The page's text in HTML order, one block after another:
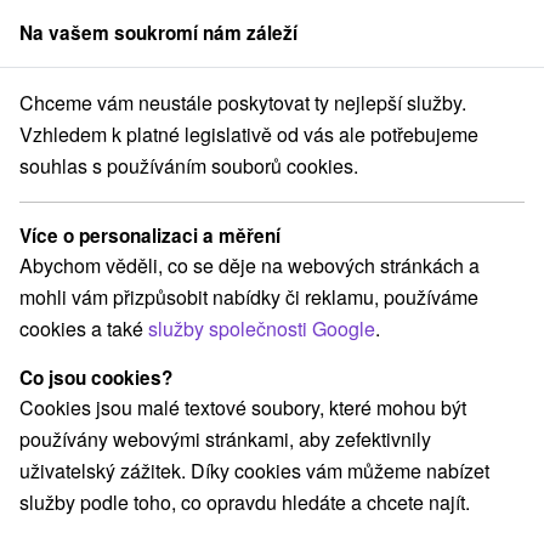
člen skupinySorger
Adrenalinové atrakcie Východné Slovensko Prešovský kraj
Adrenalinové atrakcie Prešovský
kraj
Kategorie
Všechny kategorie
Sakrálne miesta(4)
Vyhliadkové veže a chodníky
Hrady, zámky, zrúcaniny(11)
Vyhliadkové lety a plavby(2) Šport (7)
Jazda na koni(3) Skanzeny(8) Divadlá(1)
Horské chaty (13) Kaštiele(3)
Na vašem soukromí nám záleží
Chceme vám neustále poskytovat ty nejlepší služby.
Vzhledem k platné legislativě od vás ale potřebujeme
souhlas s používáním souborů cookies.
Více o personalizaci a měření
Abychom věděli, co se děje na webových stránkách a
mohli vám přizpůsobit nabídky či reklamu, používáme
cookies a takéslužby společnosti Google.
Co jsou cookies?
Cookies jsou malé textové soubory, které mohou být
používány webovými stránkami, aby zefektivnily
uživatelský zážitek. Díky cookies vám můžeme nabízet
služby podle toho, co opravdu hledáte a chcete najít.